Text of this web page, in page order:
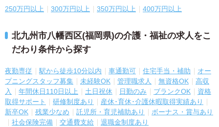
250万円以上 300万円以上 350万円以上 400万円以上
北九州市八幡西区(福岡県)の介護・福祉の求人をこ
だわり条件から探す
夜勤専従 駅から徒歩10分以内 車通勤可 住宅手当・補助
オー
プニングスタッフ募集
未経験OK 管理職求人 無資格OK
高収
入
年間休日110日以上 土日祝休 日勤のみ ブランクOK
資格
取得サポート
研修制度あり
産休･育休･介護休暇取得実績あり
新卒OK
残業少なめ 託児所・育児補助あり
ボーナス・賞与あり
社会保険完備
交通費支給 退職金制度あり